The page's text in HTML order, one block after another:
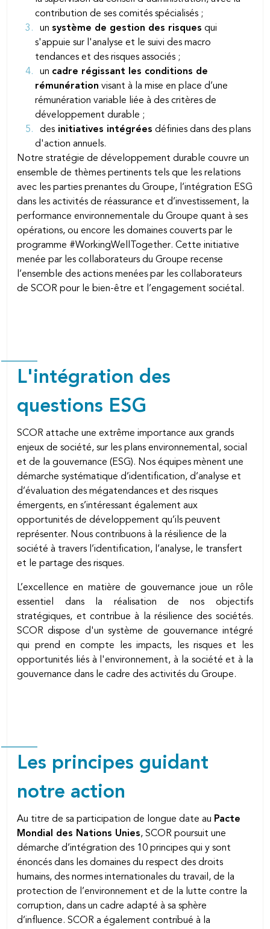
contribution de ses comités spécialisés ;
un système de gestion des risques qui
s'appuie sur l'analyse et le suivi des macro
tendances et des risques associés ;
un cadre régissant les conditions de
rémunération visant à la mise en place d’une
rémunération variable liée à des critères de
développement durable ;
des initiatives intégrées définies dans des plans
d'action annuels.
Notre stratégie de développement durable couvre un
ensemble de thèmes pertinents tels que les relations
avec les parties prenantes du Groupe, l’intégration ESG
dans les activités de réassurance et d’investissement, la
performance environnementale du Groupe quant à ses
opérations, ou encore les domaines couverts par le
programme #WorkingWellTogether. Cette initiative
menée par les collaborateurs du Groupe recense
l’ensemble des actions menées par les collaborateurs
de SCOR pour le bien-être et l’engagement sociétal.
L'intégration des
questions ESG
SCOR attache une extrême importance aux grands
enjeux de société, sur les plans environnemental, social
et de la gouvernance (ESG). Nos équipes mènent une
démarche systématique d’identification, d’analyse et
d’évaluation des mégatendances et des risques
émergents, en s’intéressant également aux
opportunités de développement qu’ils peuvent
représenter. Nous contribuons à la résilience de la
société à travers l’identification, l’analyse, le transfert
et le partage des risques.
L’excellence en matière de gouvernance joue un rôle
essentiel dans la réalisation de nos objectifs
stratégiques, et contribue à la résilience des sociétés.
SCOR dispose d'un système de gouvernance intégré
qui prend en compte les impacts, les risques et les
opportunités liés à l'environnement, à la société et à la
gouvernance dans le cadre des activités du Groupe.
Les principes guidant
notre action
Au titre de sa participation de longue date au Pacte
Mondial des Nations Unies, SCOR poursuit une
démarche d’intégration des 10 principes qui y sont
énoncés dans les domaines du respect des droits
humains, des normes internationales du travail, de la
protection de l’environnement et de la lutte contre la
corruption, dans un cadre adapté à sa sphère
d’influence. SCOR a également contribué à la